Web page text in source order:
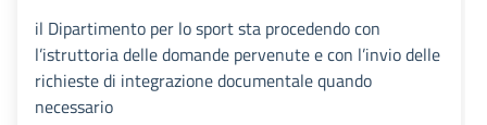
il Dipartimento per lo sport sta procedendo con
l’istruttoria delle domande pervenute e con l’invio delle
richieste di integrazione documentale quando
necessario